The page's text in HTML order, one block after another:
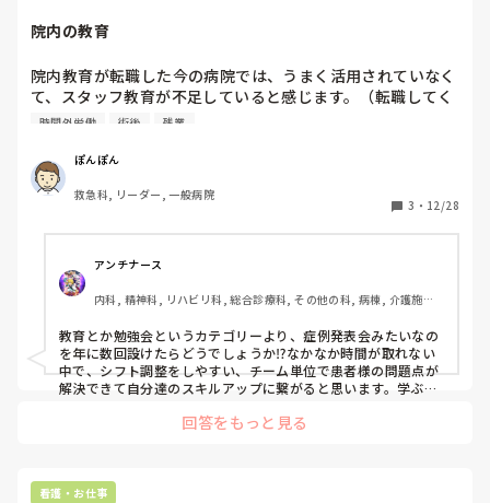
院内の教育
院内教育が転職した今の病院では、うまく活用されていなく
て、スタッフ教育が不足していると感じます。（転職してく
ると、良くないですが前と比べてしまって、そう感じるのか
教育の充実が、離職率の低下につながり、仕事の中での学び
が臨床の患者さんとつながり、よい看護が提供できることに
つながっていくのではないのかな？と思っています。
みなさんの職場では、参加率の低い院内全体の勉強会がある
場合どういう対策を立てたら良いと思いますか？
スタッフ数がギリギリなので、勤務時間内に勉強会をなかな
か開催できません。開催しても参加者が本当に少なく困って
います。
時間外にすると、残業になるので開催するのはあまり。。。
と言われてしまいます。
時間外労働 術後 残業
ぽんぽん
救急科, リーダー, 一般病院
3 ・ 12/28
アンチナース
内科, 精神科, リハビリ科, 総合診療科, その他の科, 病棟, 介護施設,
教育とか勉強会というカテゴリーより、症例発表会みたいなの
を年に数回設けたらどうでしょうか⁉️なかなか時間が取れない
中で、シフト調整をしやすい、チーム単位で患者様の問題点が
解決できて自分達のスキルアップに繋がると思います。学ぶと
で、大きなテーマを決めるとくと、各々の部署のテーマが決ま
に気をつけてくださいね🍀
回答をもっと見る
看護・お仕事